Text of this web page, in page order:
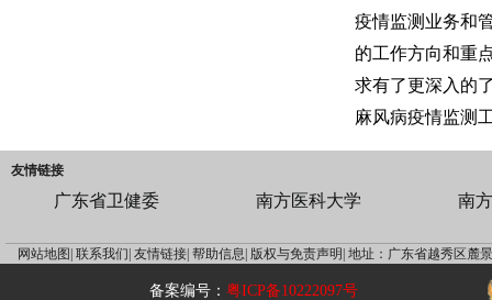
疫情监测业务和
的工作方向和重
求有了更深入的
麻风病疫情监测
友情链接
广东省卫健委 南方医科大学 南
网站地图| 联系我们| 友情链接| 帮助信息| 版权与免责声明| 地址：广东省越秀区麓
备案编号：粤ICP备10222097号